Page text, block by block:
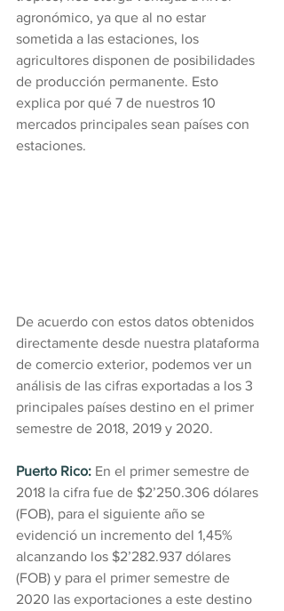
agronómico, ya que al no estar
sometida a las estaciones, los
agricultores disponen de posibilidades
de producción permanente. Esto
explica por qué 7 de nuestros 10
mercados principales sean países con
estaciones.
De acuerdo con estos datos obtenidos
directamente desde nuestra plataforma
de comercio exterior, podemos ver un
análisis de las cifras exportadas a los 3
principales países destino en el primer
semestre de 2018, 2019 y 2020.
Puerto Rico: En el primer semestre de
2018 la cifra fue de $2’250.306 dólares
(FOB), para el siguiente año se
evidenció un incremento del 1,45%
alcanzando los $2’282.937 dólares
(FOB) y para el primer semestre de
2020 las exportaciones a este destino